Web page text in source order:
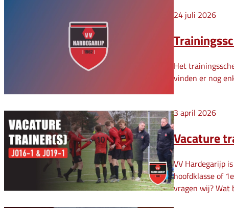
24 juli 2026
Het
vinden er nog
3 april 2026
Vacature
VV Hardegarijp
hoofdklasse of
vragen wij? Wat